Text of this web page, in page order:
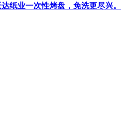
纸业一次性烤盘，免洗更尽兴。